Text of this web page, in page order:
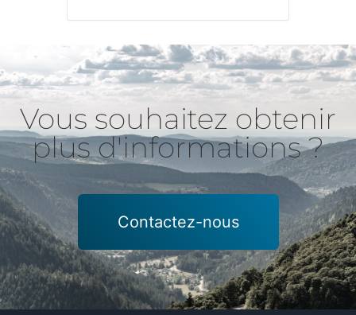
Vous souhaitez obtenir
plus d'informations ?
Contactez-nous